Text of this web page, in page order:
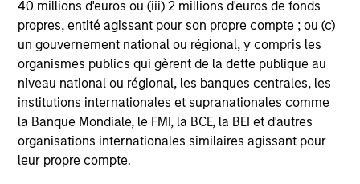
40 millions d'euros ou (iii) 2 millions d'euros de fonds
propres, entité agissant pour son propre compte ; ou (c)
un gouvernement national ou régional, y compris les
organismes publics qui gèrent de la dette publique au
niveau national ou régional, les banques centrales, les
institutions internationales et supranationales comme
la Banque Mondiale, le FMI, la BCE, la BEI et d'autres
organisations internationales similaires agissant pour
leur propre compte.
and stock weightings are driven by a disciplined
investment process and a fundamental analysis of
inherent quality and valuation characteristics.
Investment Process